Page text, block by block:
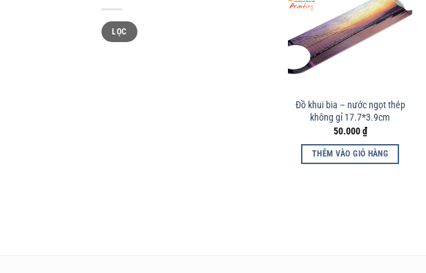
Giá
tối
thiểu
Giá
tối
đa
LỌC
Đồ khui bia – nước ngọt thép
không gỉ 17.7*3.9cm
50.000₫
THÊM VÀO GIỎ HÀNG